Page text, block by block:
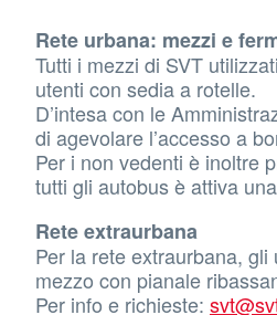
Rete urbana: mezzi e
Tutti i mezzi di SVT
utenti con sedia a rotelle.
D’intesa con le
di agevolare l’accesso a
Per i non vedenti è inoltre
tutti gli autobus è attiva
Rete extraurbana
Per la rete extraurbana,
mezzo con pianale
Per info e richieste: